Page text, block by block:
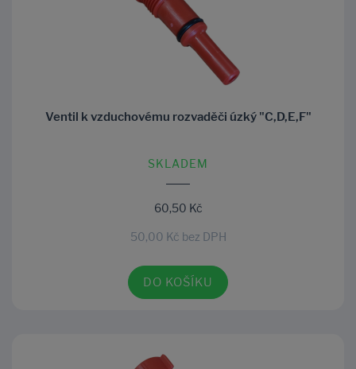
Ventil k vzduchovému rozvaděči úzký "C,D,E,F"
SKLADEM
60,50 Kč
50,00 Kč bez DPH
DO KOŠÍKU